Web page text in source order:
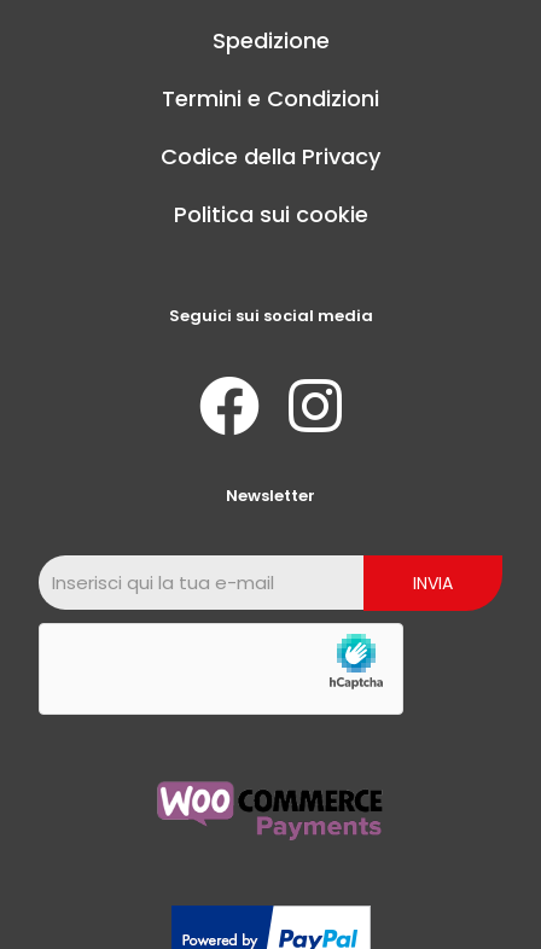
Spedizione
Termini e Condizioni
Codice della Privacy
Politica sui cookie
Seguici sui social media
Newsletter